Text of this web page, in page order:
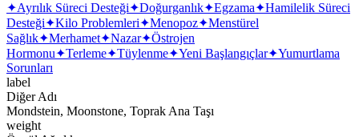
✦Ayrılık Süreci Desteği✦Doğurganlık✦Egzama✦Hamilelik Süreci
Desteği✦Kilo Problemleri✦Menopoz✦Menstürel
Sağlık✦Merhamet✦Nazar✦Östrojen
Hormonu✦Terleme✦Tüylenme✦Yeni Başlangıçlar✦Yumurtlama
Sorunları
label
Diğer Adı
Mondstein, Moonstone, Toprak Ana Taşı
weight